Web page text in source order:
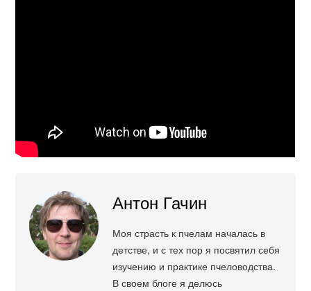
Антон Гачин
Моя страсть к пчелам началась в
детстве, и с тех пор я посвятил себя
изучению и практике пчеловодства.
В своем блоге я делюсь